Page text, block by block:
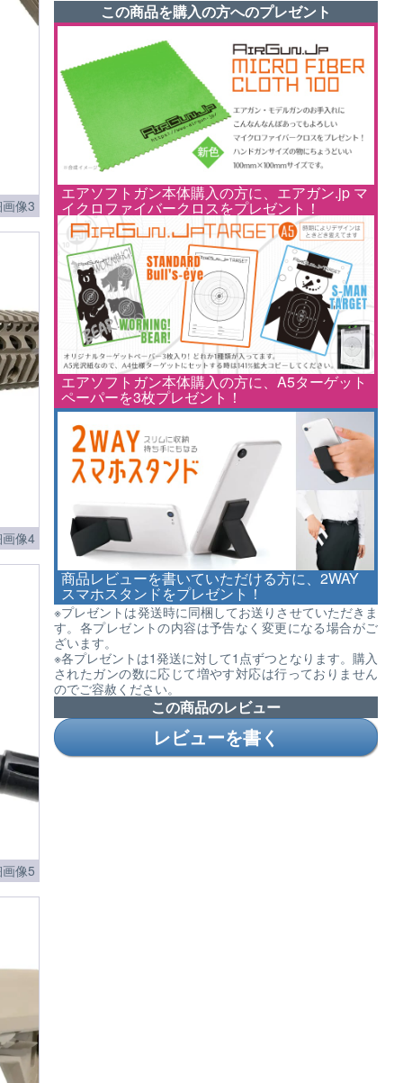
この商品を購入の方へのプレゼント
エアソフトガン本体購入の方に、エアガン.jp マ
イクロファイバークロスをプレゼント！
エアソフトガン本体購入の方に、A5ターゲット
ペーパーを3枚プレゼント！
商品レビューを書いていただける方に、2WAY
スマホスタンドをプレゼント！
※プレゼントは発送時に同梱してお送りさせていただきま
す。各プレゼントの内容は予告なく変更になる場合がご
ざいます。
※各プレゼントは1発送に対して1点ずつとなります。購入
されたガンの数に応じて増やす対応は行っておりません
のでご容赦ください。
この商品のレビュー
レビューを書く
像3
像4
像5